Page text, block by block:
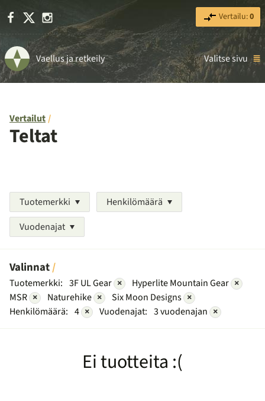
Facebook Instagram Vertailu:0
Vaellus ja retkeily Valitse sivu
Vertailut
Teltat
Tuotemerkki
Henkilömäärä
Vuodenajat
Valinnat
Tuotemerkki: 3F UL Gear × Hyperlite Mountain Gear ×
MSR × Naturehike × Six Moon Designs ×
Henkilömäärä: 4 × Vuodenajat: 3 vuodenajan ×
Ei tuotteita :(